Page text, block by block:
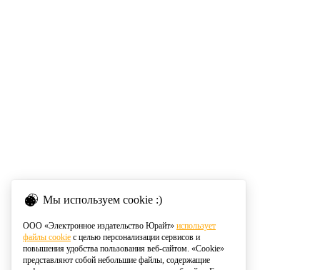
Мы используем cookie :)
ООО «Электронное издательство Юрайт» использует
файлы cookie с целью персонализации сервисов и
повышения удобства пользования веб-сайтом. «Cookie»
представляют собой небольшие файлы, содержащие